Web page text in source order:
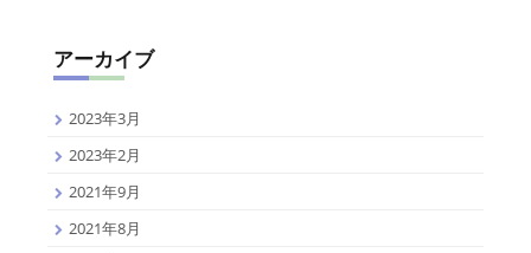
アーカイブ
2023年3月
2023年2月
2021年9月
2021年8月